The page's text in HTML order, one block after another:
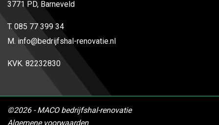
3771 PD, Barneveld
T. 085 77 399 34
M. info@bedrijfshal-renovatie.nl
KVK. 82232830
©2026 - MACO bedrijfshal-renovatie
Algemene voorwaarden